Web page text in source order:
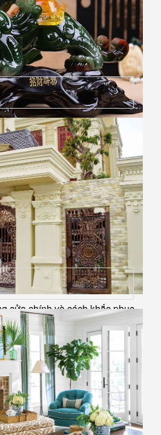
thủy phòng khách giúp gia chủ
cửa chính và cách khắc phục